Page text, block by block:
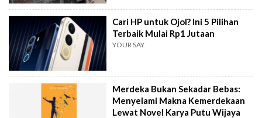
Cari HP untuk Ojol? Ini 5 Pilihan
Terbaik Mulai Rp1 Jutaan
YOUR SAY
Merdeka Bukan Sekadar Bebas:
Menyelami Makna Kemerdekaan
Lewat Novel Karya Putu Wijaya